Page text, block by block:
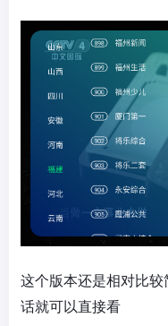
这个版本还是相对比
话就可以直接看